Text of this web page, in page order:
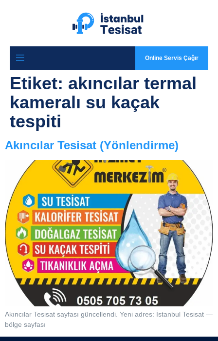
Online Servis Çağır
Etiket: akıncılar termal
kameralı su kaçak
tespiti
Akıncılar Tesisat (Yönlendirme)
Akıncılar Tesisat sayfası güncellendi. Yeni adres: İstanbul Tesisat —
bölge sayfası